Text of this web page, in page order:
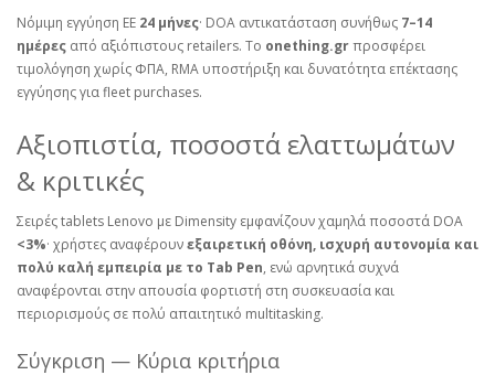
Νόμιμη εγγύηση ΕΕ 24 μήνες· DOA αντικατάσταση συνήθως 7–14
ημέρες από αξιόπιστους retailers. Το onething.grπροσφέρει
τιμολόγηση χωρίς ΦΠΑ, RMA υποστήριξη και δυνατότητα επέκτασης
εγγύησης για fleet purchases.
Αξιοπιστία, ποσοστά ελαττωμάτων
& κριτικές
Σειρές tablets Lenovo με Dimensity εμφανίζουν χαμηλά ποσοστά DOA
<3%· χρήστες αναφέρουνεξαιρετική οθόνη, ισχυρή αυτονομία και
πολύ καλή εμπειρία με το Tab Pen, ενώ αρνητικά συχνά
αναφέρονται στην απουσία φορτιστή στη συσκευασία και
περιορισμούς σε πολύ απαιτητικό multitasking.
Σύγκριση — Κύρια κριτήρια